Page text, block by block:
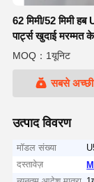
62 मिमी/52 मिमी
पार्ट्स खुदाई मरम्मत
MOQ：1यूनिट
सबसे
उत्पाद विवरण
मॉडल संख्या
दस्तावेज़